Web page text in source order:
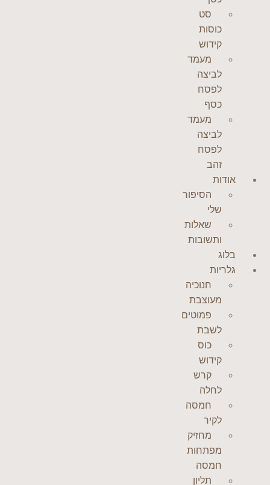
סט
כוסות
קידוש
מעמד
לביצה
לפסח
כסף
מעמד
לביצה
לפסח
זהב
אודות
הסיפור
שלי
שאלות
ותשובות
בלוג
גלריות
חנוכיה
מעוצבת
פמוטים
לשבת
כוס
קידוש
קרש
לחלה
חמסה
לקיר
מחזיק
מפתחות
חמסה
תליון